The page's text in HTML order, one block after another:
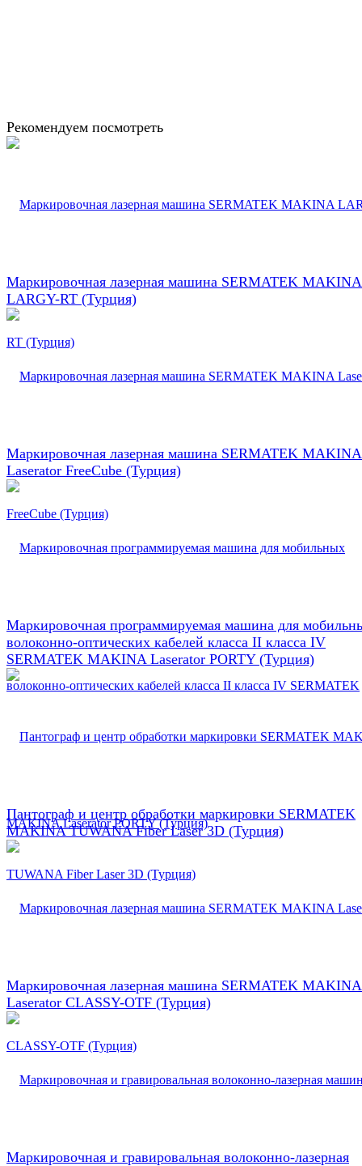
Рекомендуем посмотреть
Маркировочная лазерная машина SERMATEK MAKINA
LARGY-RT (Турция)
Маркировочная лазерная машина SERMATEK MAKINA
Laserator FreeCube (Турция)
Маркировочная программируемая машина для
волоконно-оптических кабелей класса II класса IV
SERMATEK MAKINA Laserator PORTY (Турция)
Пантограф и центр обработки маркировки SERMATEK
MAKINA TUWANA Fiber Laser 3D (Турция)
Маркировочная лазерная машина SERMATEK MAKINA
Laserator CLASSY-OTF (Турция)
Маркировочная и гравировальная волоконно-лазерная